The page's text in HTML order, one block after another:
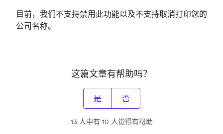
目前，我们不支持禁用此功能以及不支持取消打印您的
公司名称。
这篇文章有帮助吗？
是 否
13 人中有 10 人觉得有帮助